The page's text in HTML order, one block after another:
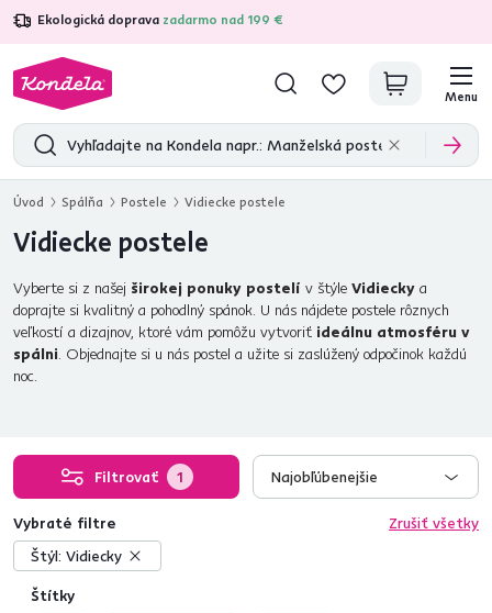
Ekologická doprava zadarmo nad 199 €
4,7 31 211overených produktových recenzií
Menu
Úvod Spálňa Postele Vidiecke postele
Vidiecke postele
Vyberte si z našej širokej ponuky postelí v štýle Vidiecky a
doprajte si kvalitný a pohodlný spánok. U nás nájdete postele rôznych
veľkostí a dizajnov, ktoré vám pomôžu vytvoriť ideálnu atmosféru v
spálni. Objednajte si u nás postel a užite si zaslúžený odpočinok každú
noc.
Filtrovať 1 Najobľúbenejšie
Štítky
Vybraté filtre
Zrušiť všetky
Štýl: Vidiecky